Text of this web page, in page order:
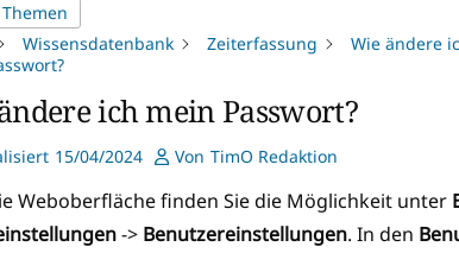
Wissensdatenbank Zeiterfassung
Wie ändere
ich mein Passwort?
15/04/2024 Von TimO Redaktion
Weboberfläche finden Sie die Möglichkeit unter
-> Benutzereinstellungen. In den